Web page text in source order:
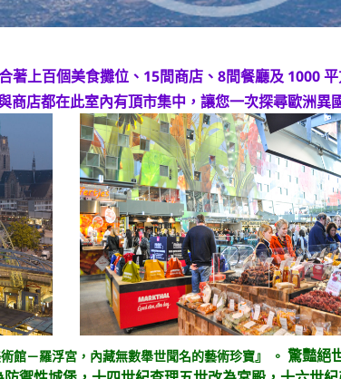
著上百個美食攤位、15間商店、8間餐廳及 1000
商店都在此室內有頂市集中，讓您一次探尋歐洲異
館－羅浮宮，內藏無數舉世聞名的藝術珍寶』 。 驚豔絕